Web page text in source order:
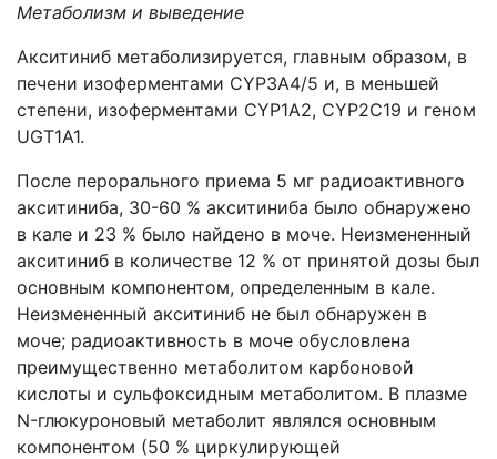
Метаболизм и выведение
Акситиниб метаболизируется, главным образом, в
печени изоферментами CYP3A4/5 и, в меньшей
степени, изоферментами CYP1A2, CYP2C19 и геном
UGT1A1.
После перорального приема 5 мг радиоактивного
акситиниба, 30-60 % акситиниба было обнаружено
в кале и 23 % было найдено в моче. Неизмененный
акситиниб в количестве 12 % от принятой дозы был
основным компонентом, определенным в кале.
Неизмененный акситиниб не был обнаружен в
моче; радиоактивность в моче обусловлена
преимущественно метаболитом карбоновой
кислоты и сульфоксидным метаболитом. В плазме
N-глюкуроновый метаболит являлся основным
компонентом (50 % циркулирующей